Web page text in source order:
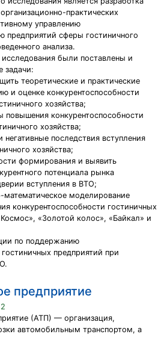
практических
управлению
предприятий сферы гостиничного
анализа.
были поставлены и
задачи:
теоретические и практические
и оценке конкурентоспособности
хозяйства;
повышения конкурентоспособности
хозяйства;
последствия вступления
хозяйства;
формирования и выявить
потенциала рынка
вступления в ВТО;
математическое моделирование
конкурентоспособности гостиничных
«Золотой колос», «Байкал» и
по поддержанию
предприятий при
предприятие
(АТП) — организация,
автомобильным транспортом, а